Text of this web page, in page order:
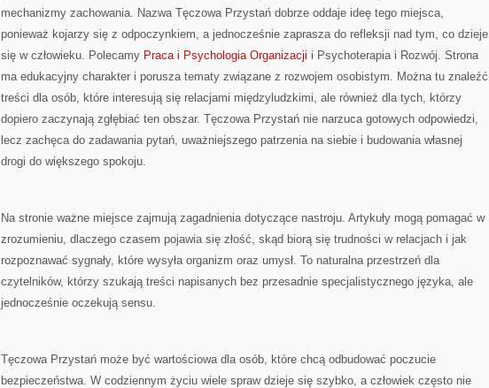
mechanizmy zachowania. Nazwa Tęczowa Przystań dobrze oddaje ideę tego miejsca,
ponieważ kojarzy się z odpoczynkiem, a jednocześnie zaprasza do refleksji nad tym, co dzieje
się w człowieku. Polecamy Praca i Psychologia Organizacji i Psychoterapia i Rozwój. Strona
ma edukacyjny charakter i porusza tematy związane z rozwojem osobistym. Można tu znaleźć
treści dla osób, które interesują się relacjami międzyludzkimi, ale również dla tych, którzy
dopiero zaczynają zgłębiać ten obszar. Tęczowa Przystań nie narzuca gotowych odpowiedzi,
lecz zachęca do zadawania pytań, uważniejszego patrzenia na siebie i budowania własnej
drogi do większego spokoju.
Na stronie ważne miejsce zajmują zagadnienia dotyczące nastroju. Artykuły mogą pomagać w
zrozumieniu, dlaczego czasem pojawia się złość, skąd biorą się trudności w relacjach i jak
rozpoznawać sygnały, które wysyła organizm oraz umysł. To naturalna przestrzeń dla
czytelników, którzy szukają treści napisanych bez przesadnie specjalistycznego języka, ale
jednocześnie oczekują sensu.
Tęczowa Przystań może być wartościowa dla osób, które chcą odbudować poczucie
bezpieczeństwa. W codziennym życiu wiele spraw dzieje się szybko, a człowiek często nie